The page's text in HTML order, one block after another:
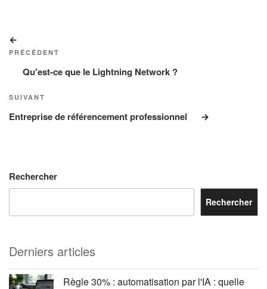
de
l’article
précédent
PRÉCÉDENT
Qu'est-ce que le Lightning Network ?
Article
suivant
SUIVANT
Entreprise de référencement professionnel
Rechercher
Rechercher
Derniers articles
Règle 30% : automatisation par l'IA : quelle